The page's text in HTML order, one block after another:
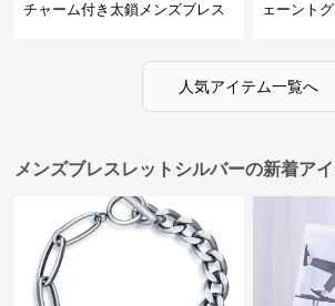
チャーム付き太鎖メンズブレス
ェーント
人気アイテム一覧へ
メンズブレスレットシルバーの新着ア